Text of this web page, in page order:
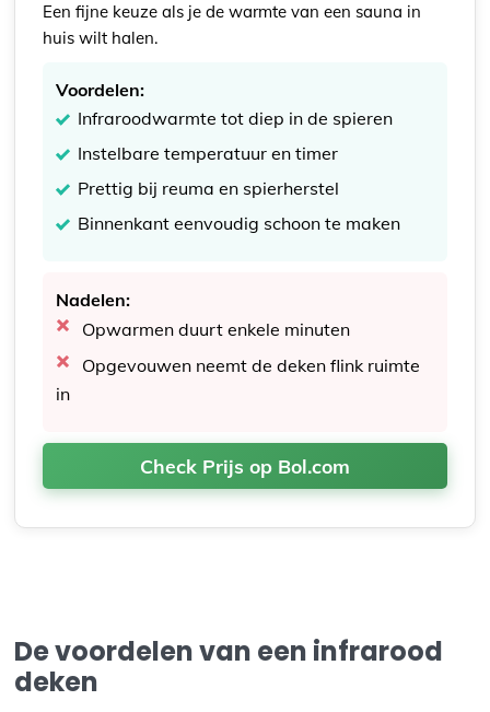
Een fijne keuze als je de warmte van een sauna in
huis wilt halen.
Voordelen:
Infraroodwarmte tot diep in de spieren
Instelbare temperatuur en timer
Prettig bij reuma en spierherstel
Binnenkant eenvoudig schoon te maken
Nadelen:
Opwarmen duurt enkele minuten
Opgevouwen neemt de deken flink ruimte
in
Check Prijs op Bol.com
De voordelen van een infrarood
deken